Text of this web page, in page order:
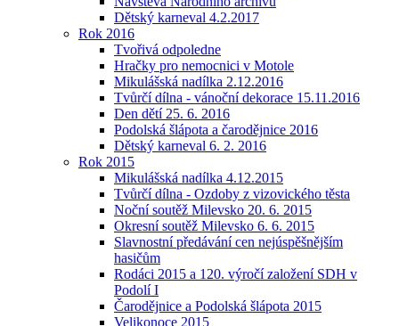
Dětský karneval 4.2.2017
Rok 2016
Tvořivá odpoledne
Hračky pro nemocnici v Motole
Mikulášská nadílka 2.12.2016
Tvůrčí dílna - vánoční dekorace 15.11.2016
Den dětí 25. 6. 2016
Podolská šlápota a čarodějnice 2016
Dětský karneval 6. 2. 2016
Rok 2015
Mikulášská nadílka 4.12.2015
Tvůrčí dílna - Ozdoby z vizovického těsta
Noční soutěž Milevsko 20. 6. 2015
Okresní soutěž Milevsko 6. 6. 2015
Slavnostní předávání cen nejúspěšnějším
hasičům
Rodáci 2015 a 120. výročí založení SDH v
Podolí I
Čarodějnice a Podolská šlápota 2015
Velikonoce 2015